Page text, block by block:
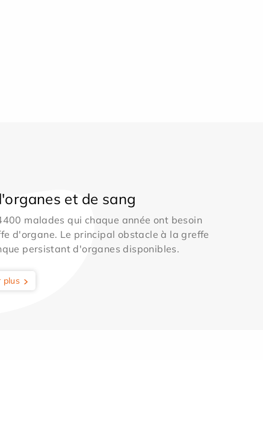
et de sang
malades qui chaque année ont besoin
d'organe. Le principal obstacle à la greffe
persistant d'organes disponibles.
plus